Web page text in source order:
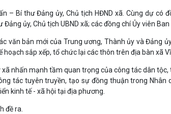
– Bí thư Đảng ủy, Chủ tịch HĐND xã. Cùng dự
ủy, Chủ tịch UBND xã; các đồng chí Ủy viên
văn bản mới của Trung ương, Thành ủy và Đảng
sắp xếp, tổ chức lại các thôn trên địa bàn xã
nhấn mạnh tầm quan trọng của công tác dân
tác tuyên truyền, tạo sự đồng thuận trong Nhân
kinh tế - xã hội tại địa phương.
đề ra.